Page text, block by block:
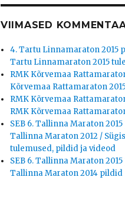
VIIMASED
4. Tartu Linnamaraton 2015
Tartu Linnamaraton 2015
RMK Kõrvemaa
Kõrvemaa Rattamaraton
RMK Kõrvemaa
RMK Kõrvemaa
SEB 6. Tallinna Maraton
Tallinna Maraton 2012 /
tulemused, pildid ja videod
SEB 6. Tallinna Maraton
Tallinna Maraton 2014 pildid